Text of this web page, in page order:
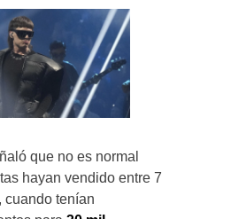
que no es normal
hayan vendido entre 7
cuando tenían